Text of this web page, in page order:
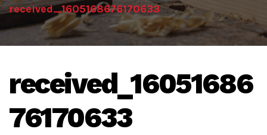
received_1605168676170633
received_16051686
76170633